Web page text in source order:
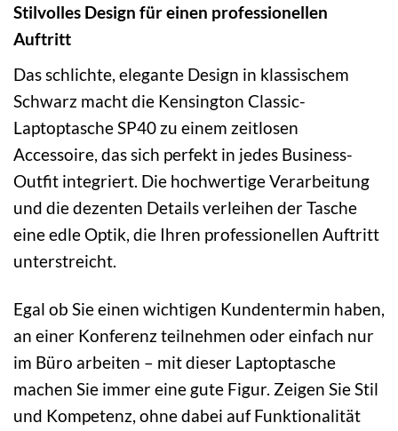
Stilvolles Design für einen professionellen
Auftritt
Das schlichte, elegante Design in klassischem
Schwarz macht die Kensington Classic-
Laptoptasche SP40 zu einem zeitlosen
Accessoire, das sich perfekt in jedes Business-
Outfit integriert. Die hochwertige Verarbeitung
und die dezenten Details verleihen der Tasche
eine edle Optik, die Ihren professionellen Auftritt
unterstreicht.
Egal ob Sie einen wichtigen Kundentermin haben,
an einer Konferenz teilnehmen oder einfach nur
im Büro arbeiten – mit dieser Laptoptasche
machen Sie immer eine gute Figur. Zeigen Sie Stil
und Kompetenz, ohne dabei auf Funktionalität